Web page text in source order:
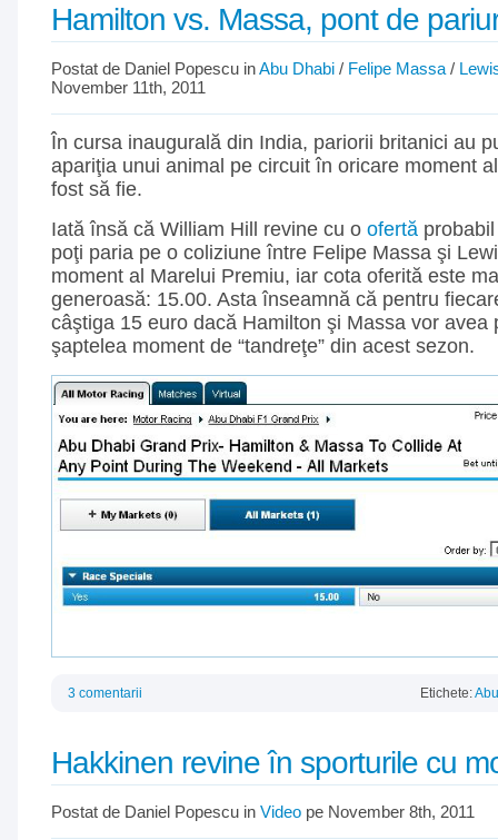
Hamilton vs. Massa, pont de
Postat de Daniel Popescu inAbu Dhabi / Felipe Massa /
November 11th, 2011
În cursa inaugurală din India, pariorii britanici au
apariţia unui animal pe circuit în oricare moment
fost să fie.
Iată însă că William Hill revine cu o ofertă
poţi paria pe o coliziune între Felipe Massa şi
moment al Marelui Premiu, iar cota oferită este
generoasă: 15.00. Asta înseamnă că pentru
câştiga 15 euro dacă Hamilton şi Massa vor avea
şaptelea moment de “tandreţe” din acest sezon.
3 comentarii Etichete:
Hakkinen revine în sporturile cu
Postat de Daniel Popescu in Video pe November 8th, 2011